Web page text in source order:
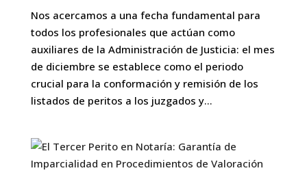
Nos acercamos a una fecha fundamental para
todos los profesionales que actúan como
auxiliares de la Administración de Justicia: el mes
de diciembre se establece como el periodo
crucial para la conformación y remisión de los
listados de peritos a los juzgados y...